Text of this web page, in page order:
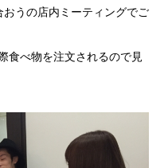
うの店内ミーティングでご
食べ物を注文されるので見